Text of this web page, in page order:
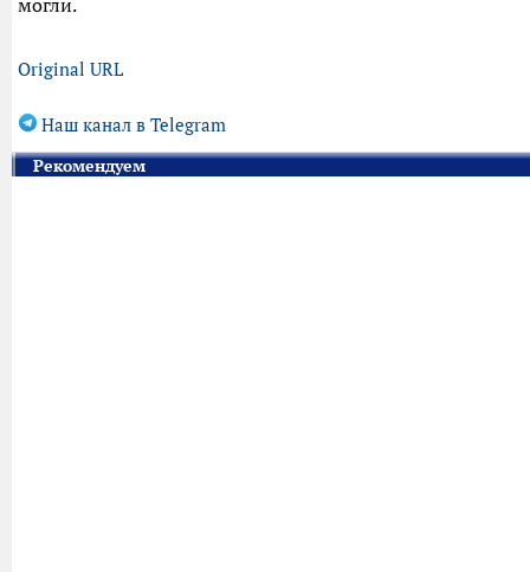
могли.
Original URL
Наш канал в Telegram
Рекомендуем